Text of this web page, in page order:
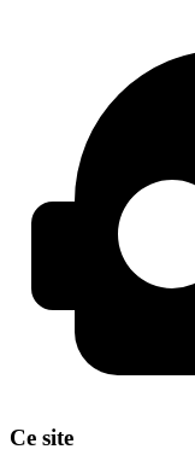
Ce site